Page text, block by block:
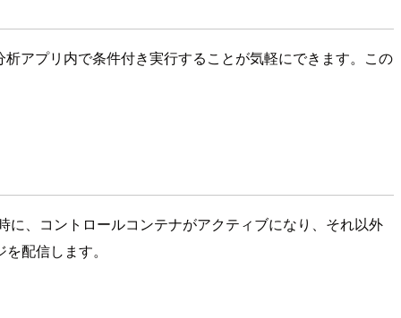
アプリ内で条件付き実行することが気軽にできます。この
、コントロールコンテナがアクティブになり、それ以外
配信します。